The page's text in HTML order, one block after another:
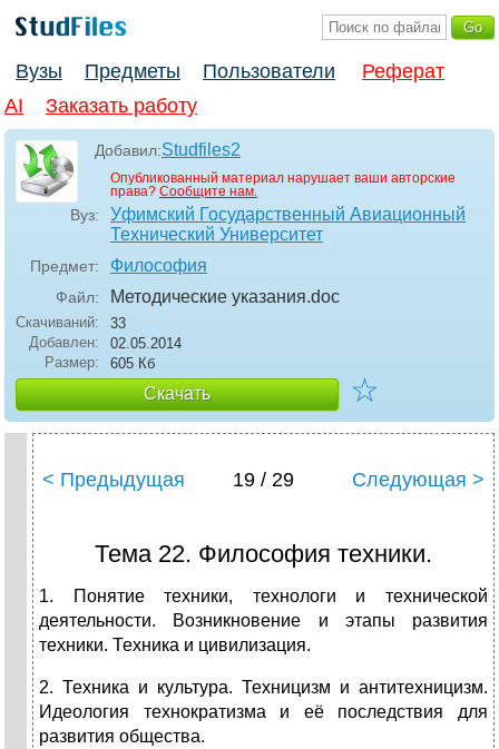
Вузы Предметы Пользователи
Реферат
AI
Заказать работу
Добавил:Studfiles2
Опубликованный материал нарушает ваши авторские
права? Сообщите нам.
Вуз:
Уфимский Государственный Авиационный
Технический Университет
Предмет: Философия
Файл: Методические указания.doc
Скачиваний:
33
Добавлен:
02.05.2014
Размер:
605 Кб
Скачать ☆
< Предыдущая 19 / 29 Следующая >
Тема 22. Философия техники.
1. Понятие техники, технологи и технической
деятельности. Возникновение и этапы развития
техники. Техника и цивилизация.
2. Техника и культура. Техницизм и антитехницизм.
Идеология технократизма и её последствия для
развития общества.